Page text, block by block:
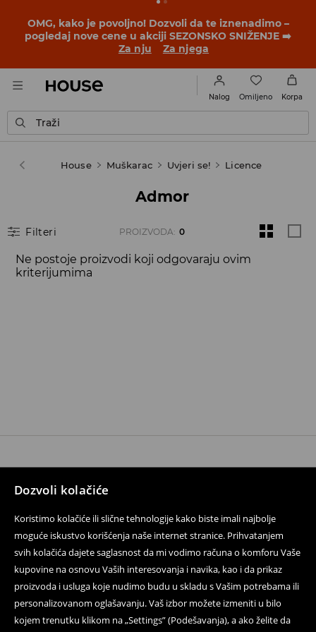
Dozvoli kolačiće
Koristimo kolačiće ili slične tehnologije kako biste imali najbolje
moguće iskustvo korišćenja naše internet stranice. Prihvatanjem
svih kolačića dajete saglasnost da mi vodimo računa o komforu Vaše
kupovine na osnovu Vaših interesovanja i navika, kao i da prikaz
proizvoda i usluga koje nudimo budu u skladu s Vašim potrebama ili
personalizovanom oglašavanju. Vaš izbor možete izmeniti u bilo
kojem trenutku klikom na „Settings” (Podešavanja), a ako želite da
OMG, kako je povoljno! Dozvoli da te iznenadimo –
pogledaj nove cene u akciji SEZONSKO SNIŽENJE ➡️
Za nju
Za njega
Nalog Omiljeno Korpa
Traži
House Muškarac Uvjeri se! Licence
Admor
Filteri PROIZVODA: 0
Ne postoje proizvodi koji odgovaraju ovim
kriterijumima
Pratite nas
Pomoć i kontakt
Uslovi korišćenja